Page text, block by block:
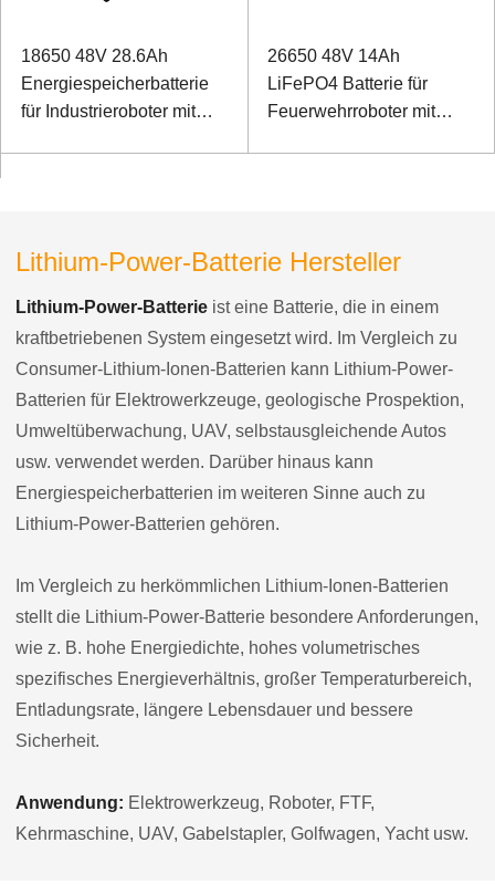
18650 48V 28.6Ah
Energiespeicherbatterie
für Industrieroboter mit
26650 48V 14Ah
LiFePO4 Batterie für
Feuerwehrroboter mit
Lithium-Power-Batterie Hersteller
Lithium-Power-Batterie ist eine Batterie, die in einem
kraftbetriebenen System eingesetzt wird. Im Vergleich zu
Consumer-Lithium-Ionen-Batterien kann Lithium-Power-
Batterien für Elektrowerkzeuge, geologische Prospektion,
Umweltüberwachung, UAV, selbstausgleichende Autos
usw. verwendet werden. Darüber hinaus kann
Energiespeicherbatterien im weiteren Sinne auch zu
Lithium-Power-Batterien gehören.
Im Vergleich zu herkömmlichen Lithium-Ionen-Batterien
stellt die Lithium-Power-Batterie besondere Anforderungen,
wie z. B. hohe Energiedichte, hohes volumetrisches
spezifisches Energieverhältnis, großer Temperaturbereich,
Entladungsrate, längere Lebensdauer und bessere
Sicherheit.
Anwendung: Elektrowerkzeug, Roboter, FTF,
Kehrmaschine, UAV, Gabelstapler, Golfwagen, Yacht usw.